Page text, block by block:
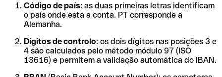
Código de país: as duas primeiras letras identificam
o país onde está a conta. PT corresponde a
Alemanha.
Dígitos de controlo: os dois dígitos nas posições 3 e
4 são calculados pelo método módulo 97 (ISO
13616) e permitem a validação automática do IBAN.